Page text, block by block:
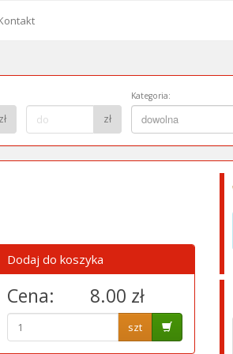
zł
do:
zł
Kategoria:
dowolna
Kategoria:
Dodaj do koszyka
Cena: 8.00 zł
szt